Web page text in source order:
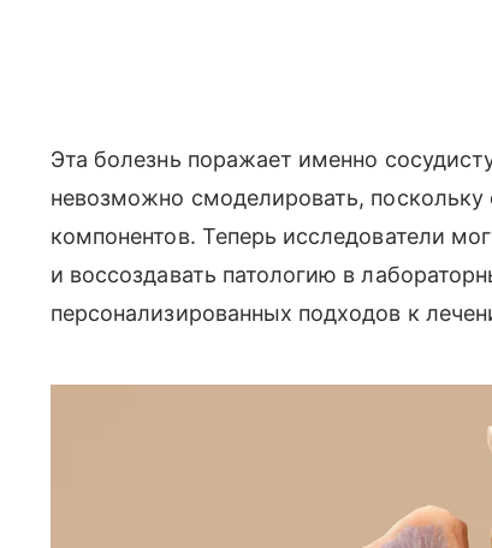
Эта болезнь поражает именно
невозможно смоделировать,
компонентов. Теперь исследователи
и воссоздавать патологию в
персонализированных подходов к